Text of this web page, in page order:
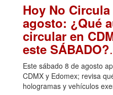
Hoy No
agosto: ¿Qué
circular en
este SÁBADO?
Este sábado 8 de agosto
CDMX y Edomex; revisa
hologramas y vehículos